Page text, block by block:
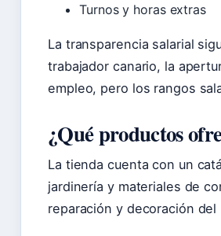
Turnos y horas extras
La transparencia salarial
trabajador canario, la
empleo, pero los rangos
¿Qué productos
La tienda cuenta con un
jardinería y materiales de
reparación y decoración